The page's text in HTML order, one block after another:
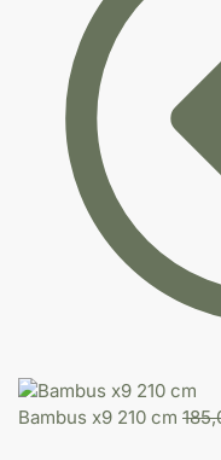
Bambus x9 210 cm